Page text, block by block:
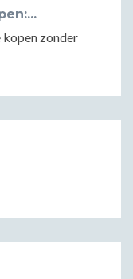
kopen zonder